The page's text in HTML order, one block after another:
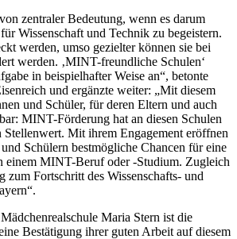
zentraler Bedeutung, wenn es darum
Wissenschaft und Technik zu begeistern.
werden, umso gezielter können sie bei
werden. ‚MINT-freundliche Schulen‘
in beispielhafter Weise an“, betonte
und ergänzte weiter: „Mit diesem
und Schüler, für deren Eltern und auch
MINT-Förderung hat an diesen Schulen
Stellenwert. Mit ihrem Engagement eröffnen
Schülern bestmögliche Chancen für eine
einem MINT-Beruf oder -Studium. Zugleich
zum Fortschritt des Wissenschafts- und
Maria Stern ist die
Bestätigung ihrer guten Arbeit auf diesem